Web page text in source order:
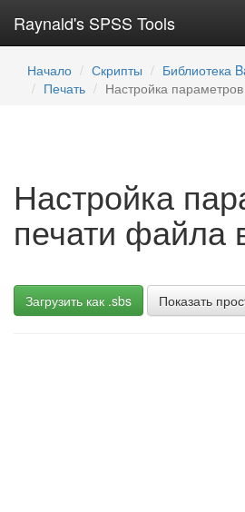
Raynald's SPSS Tools
Начало Скрипты
Библиотека
Печать
Настройка
Настройка
печати файла
Загрузить как .sbs Показать